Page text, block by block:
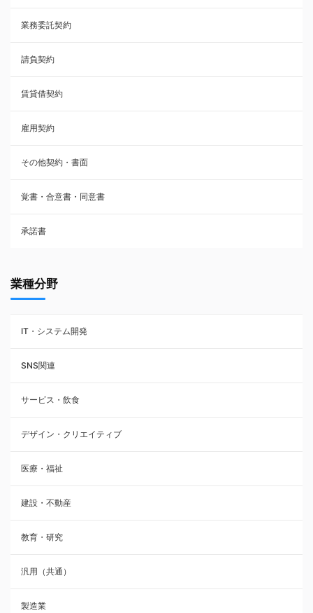
雇用契約
その他契約・書面
売買契約
株主総会議事録・関連書類
請負契約
フランチャイズ契約
賃貸借契約
業務委託契約
請負契約
賃貸借契約
雇用契約
その他契約・書面
覚書・合意書・同意書
承諾書
業種分野
IT・システム開発
SNS関連
サービス・飲食
デザイン・クリエイティブ
医療・福祉
建設・不動産
教育・研究
汎用（共通）
製造業